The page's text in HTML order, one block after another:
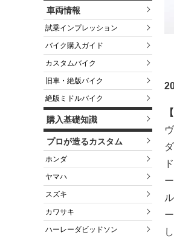
車両情報
試乗インプレッション
バイク購入ガイド
カスタムバイク
旧車・絶版バイク
絶版ミドルバイク
購入基礎知識
プロが造るカスタム
ホンダ
ヤマハ
スズキ
カワサキ
ハーレーダビッドソン